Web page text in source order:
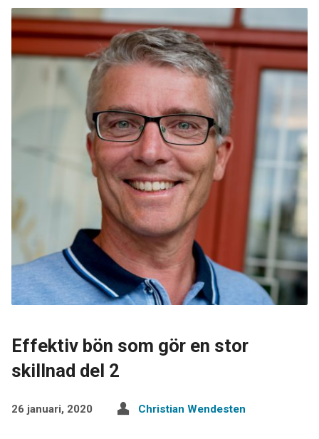
Effektiv bön som gör en stor
skillnad del 2
26 januari, 2020 Christian Wendesten